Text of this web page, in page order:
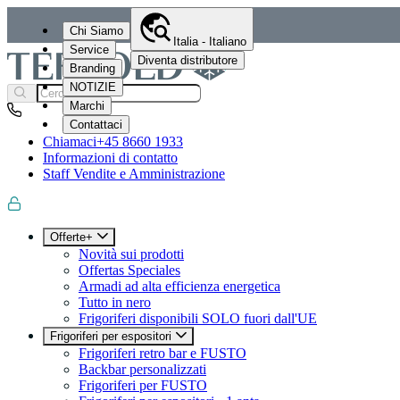
Chi Siamo
Service
Branding
NOTIZIE
Marchi
Contattaci
Italia - Italiano
Diventa distributore
Chiamaci+45 8660 1933
Informazioni di contatto
Staff Vendite e Amministrazione
Offerte+
Novità sui prodotti
Offertas Speciales
Armadi ad alta efficienza energetica
Tutto in nero
Frigoriferi disponibili SOLO fuori dall'UE
Frigoriferi per espositori
Frigoriferi retro bar e FUSTO
Backbar personalizzati
Frigoriferi per FUSTO